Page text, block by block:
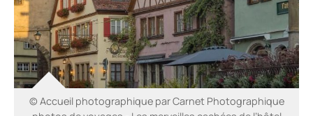
© Accueil photographique par Carnet Photographique